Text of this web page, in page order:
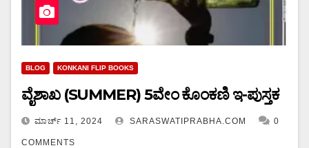
BLOG KONKANI FLIP BOOKS
ವೈಶಾಖ (SUMMER) 5ವೇಂ ಕೊಂಕಣಿ ಇ-ಪುಸ್ತಕ
ಮಾರ್ಚ್ 11, 2024 SARASWATIPRABHA.COM 0
COMMENTS